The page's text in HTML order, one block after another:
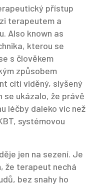
přístup
terapeutem a
. Also known as
kterou se
s člověkem
způsobem
cítí viděný, slyšený
se ukázalo, že právě
léčby daleko víc než
systémovou
jen na sezení. Je
že terapeut nechá
bez snahy ho